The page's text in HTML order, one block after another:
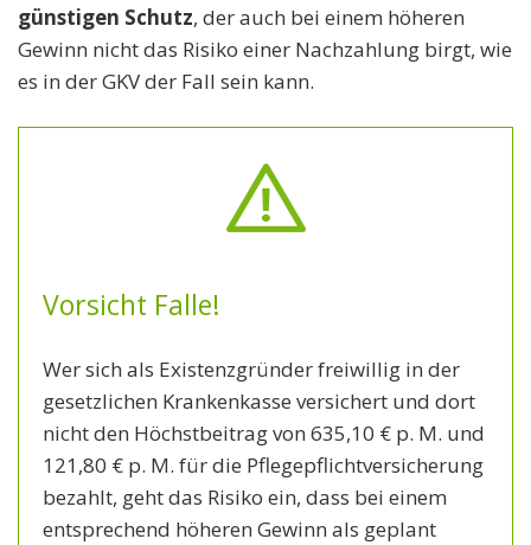
günstigen Schutz, der auch bei einem höheren
Gewinn nicht das Risiko einer Nachzahlung birgt, wie
es in der GKV der Fall sein kann.
Vorsicht Falle!
Wer sich als Existenzgründer freiwillig in der
gesetzlichen Krankenkasse versichert und dort
nicht den Höchstbeitrag von 635,10 € p. M. und
121,80 € p. M. für die Pflegepflichtversicherung
bezahlt, geht das Risiko ein, dass bei einem
entsprechend höheren Gewinn als geplant